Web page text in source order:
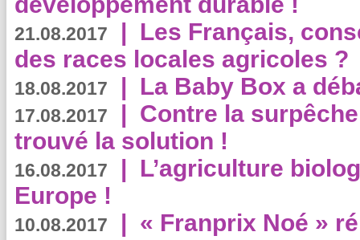
21.08.2017 | Les Français,
des races locales agricoles ?
18.08.2017 | La Baby Box a
17.08.2017 | Contre la
trouvé la solution !
16.08.2017 | L’agriculture
Europe !
10.08.2017 | « Franprix Noé »